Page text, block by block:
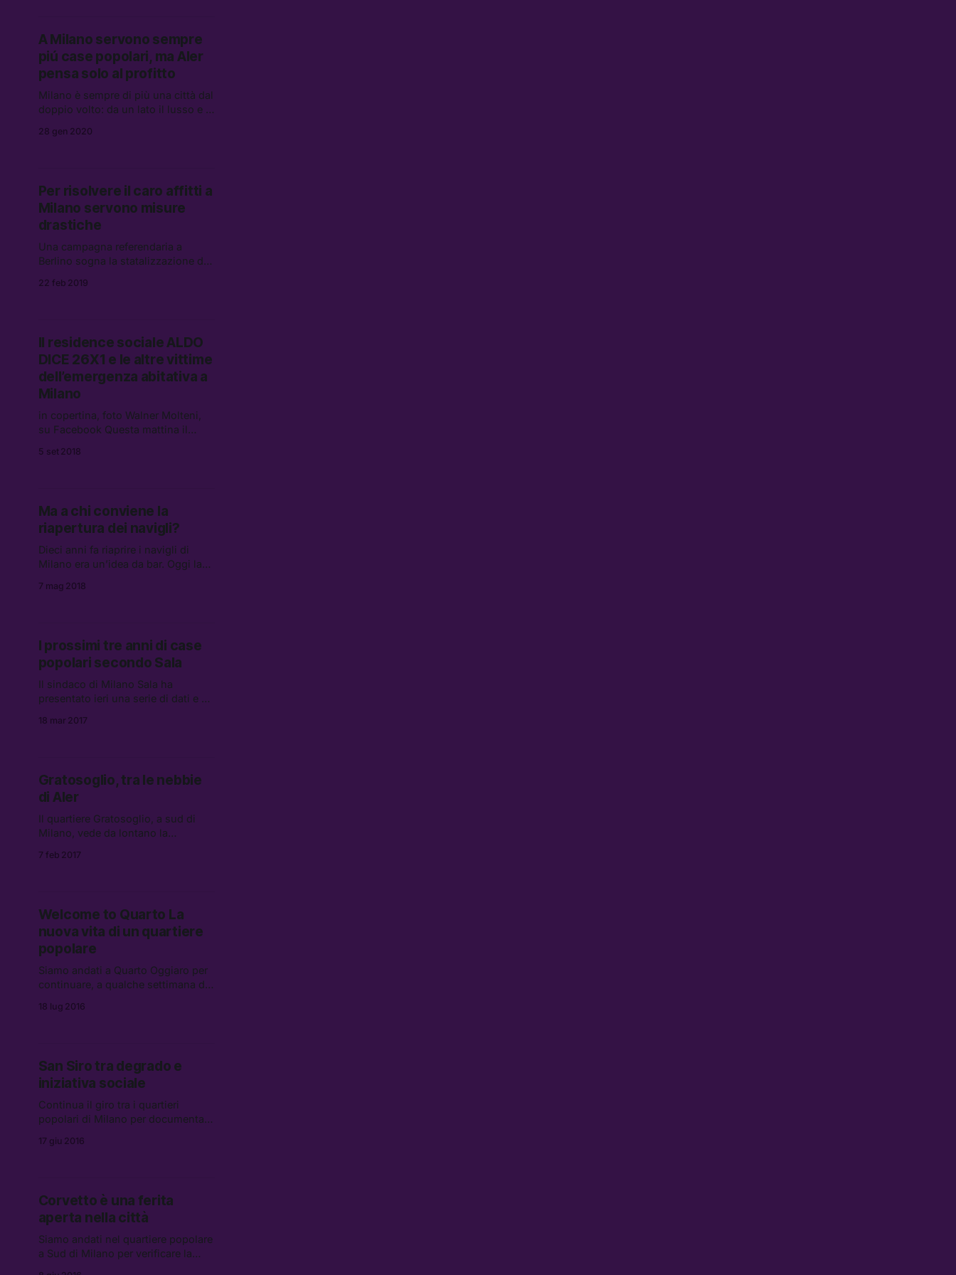
A Milano servono sempre
piú case popolari, ma Aler
pensa solo al profitto
Milano è sempre di più una città dal
doppio volto: da un lato il lusso e la
indifferenza verso chi è in difficoltà.
28 gen 2020
Per risolvere il caro affitti a
Milano servono misure
drastiche
Una campagna referendaria a
Berlino sogna la statalizzazione di
fare a Milano?
22 feb 2019
Il residence sociale ALDO
DICE 26X1 e le altre vittime
dell’emergenza abitativa a
Milano
in copertina, foto Walner Molteni,
su Facebook Questa mattina il
trasferito nella Torre Ligresti, dopo
5 set 2018
Ma a chi conviene la
riapertura dei navigli?
Dieci anni fa riaprire i navigli di
Milano era un’idea da bar. Oggi la
cambiata.
7 mag 2018
I prossimi tre anni di case
popolari secondo Sala
Il sindaco di Milano Sala ha
presentato ieri una serie di dati e di
popolari di proprietà del Comune
18 mar 2017
Gratosoglio, tra le nebbie
di Aler
Il quartiere Gratosoglio, a sud di
Milano, vede da lontano la
realtà moderna – come molti
7 feb 2017
Welcome to Quarto La
nuova vita di un quartiere
popolare
Siamo andati a Quarto Oggiaro per
continuare, a qualche settimana di
percorso tra i quartieri popolari di
18 lug 2016
San Siro tra degrado e
iniziativa sociale
Continua il giro tra i quartieri
popolari di Milano per documentare
Oggi è il turno di San Siro, il
17 giu 2016
Corvetto è una ferita
aperta nella città
Siamo andati nel quartiere popolare
a Sud di Milano per verificare la